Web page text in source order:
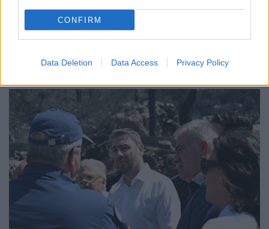
CONFIRM
Data Deletion Data Access Privacy Policy
άρθρα